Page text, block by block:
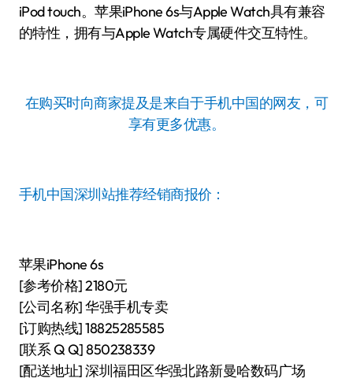
iPod touch。苹果iPhone 6s与Apple Watch具有兼容
的特性，拥有与Apple Watch专属硬件交互特性。
在购买时向商家提及是来自于手机中国的网友，可
享有更多优惠。
手机中国深圳站推荐经销商报价：
苹果iPhone 6s
[参考价格] 2180元
[公司名称] 华强手机专卖
[订购热线] 18825285585
[联系 Q Q] 850238339
[配送地址] 深圳福田区华强北路新曼哈数码广场